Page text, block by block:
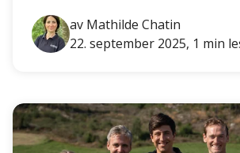
av Mathilde Chatin
22. september 2025, 1 min